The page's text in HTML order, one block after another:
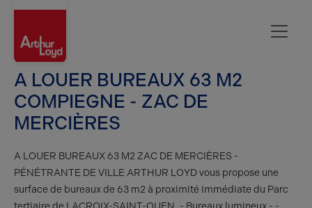
A LOUER BUREAUX 63 M2
COMPIEGNE - ZAC DE
MERCIÈRES
A LOUER BUREAUX 63 M2 ZAC DE MERCIÈRES -
PÉNÉTRANTE DE VILLE ARTHUR LOYD vous propose une
surface de bureaux de 63 m2 à proximité immédiate du Parc